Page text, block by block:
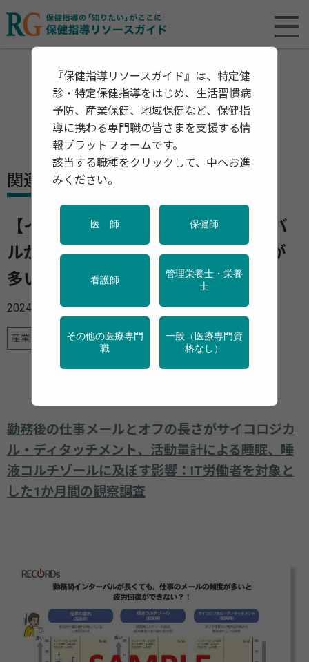
関連資料・リリース
【インフォグラフ】勤務間インターバ
ルが長くても、仕事のメールの頻度が
多いと疲労回復ができない!?
2024年12月02日
産業保健 行政・団体の関連資料 調査・統計
勤務後の仕事メールとオフの長さがサイコロジカ
ル・ディタッチメント、活動量計による睡眠、唾
液コルチゾールに及ぼす影響：IT労働者を対象と
した1か月間の観察調査
『保健指導リソースガイド』は、特定健
診・特定保健指導をはじめ、生活習慣病
予防、産業保健、地域保健など、保健指
導に携わる専門職の皆さまを支援する情
報プラットフォームです。
該当する職種をクリックして、中へお進
みください。
医 師 保健師
看護師
管理栄養士・栄養
士
その他の医療専門
職
一般（医療専門資
格なし）